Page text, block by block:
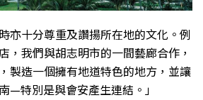
亦十分尊重及讚揚所在地的文化。例
，我們與胡志明市的一間藝廊合作，
製造一個擁有地道特色的地方，並讓
—特別是與會安產生連結。」